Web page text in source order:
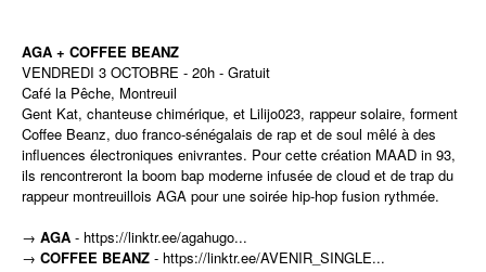
AGA + COFFEE BEANZ
VENDREDI 3 OCTOBRE - 20h - Gratuit
Café la Pêche, Montreuil
Gent Kat, chanteuse chimérique, et Lilijo023, rappeur solaire, forment
Coffee Beanz, duo franco-sénégalais de rap et de soul mêlé à des
influences électroniques enivrantes. Pour cette création MAAD in 93,
ils rencontreront la boom bap moderne infusée de cloud et de trap du
rappeur montreuillois AGA pour une soirée hip-hop fusion rythmée.
→ AGA - https://linktr.ee/agahugo...
→ COFFEE BEANZ - https://linktr.ee/AVENIR_SINGLE...